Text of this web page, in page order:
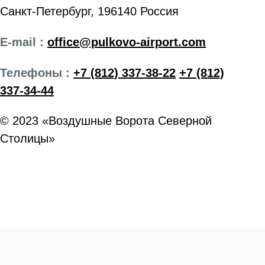
Санкт-Петербург, 196140 Россия
E-mail : office@pulkovo-airport.com
Телефоны : +7 (812) 337-38-22 +7 (812)
337-34-44
© 2023 «Воздушные Ворота Северной
Столицы»